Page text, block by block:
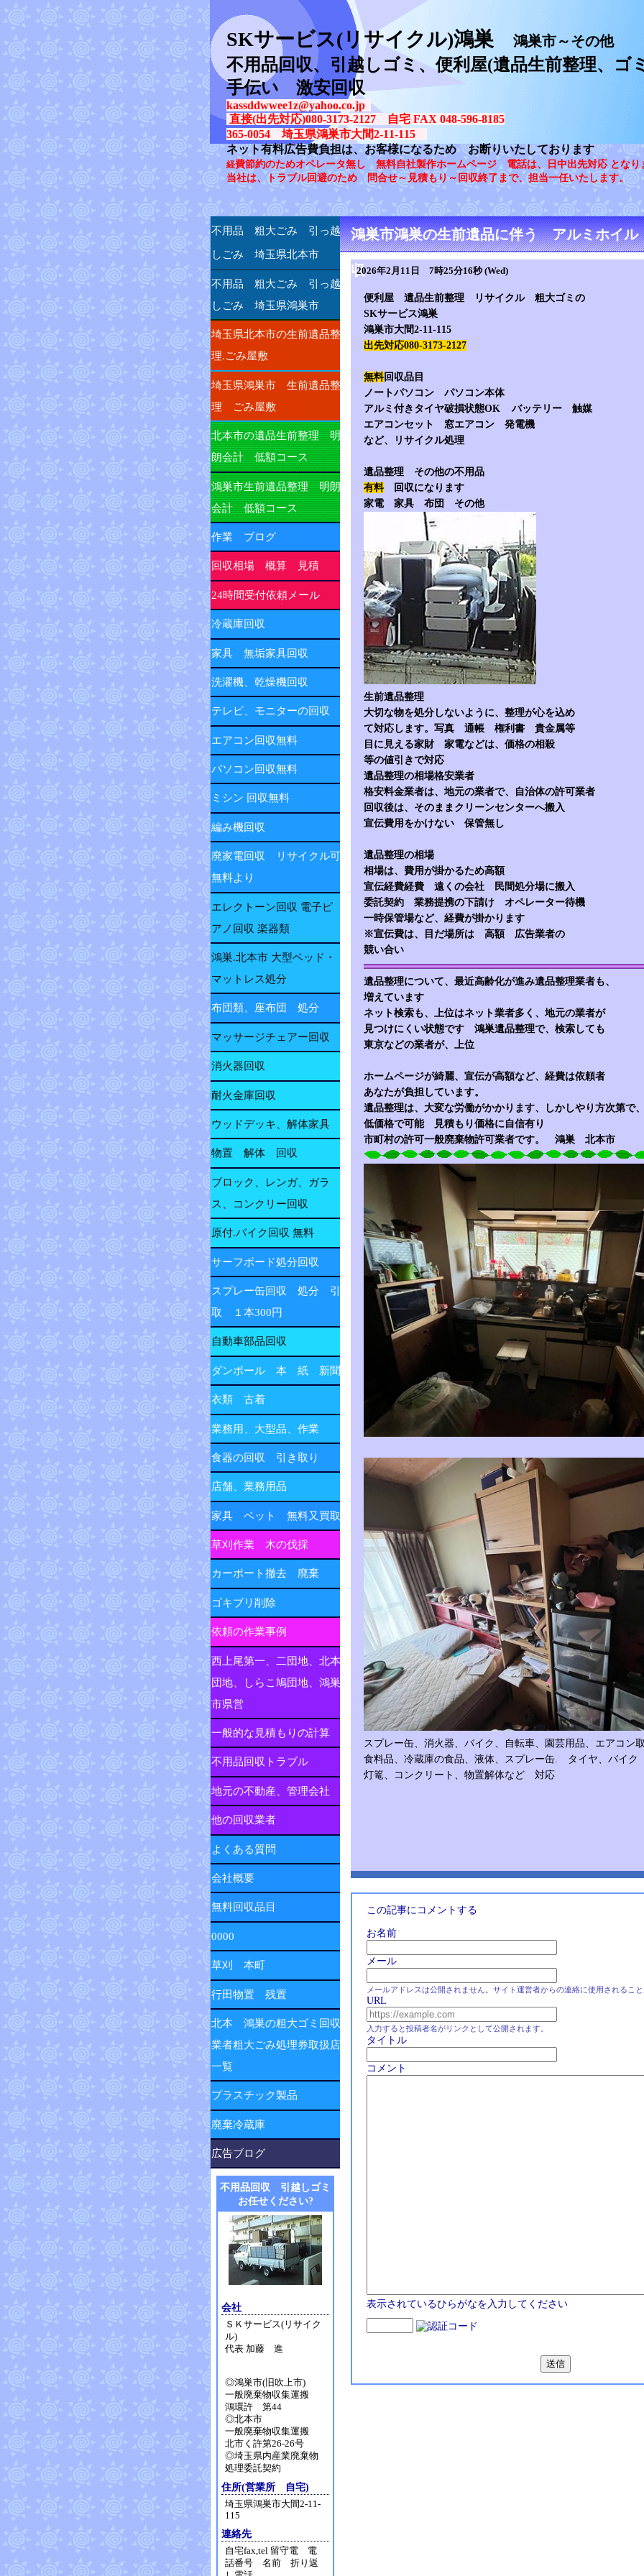
SKサービス(リサイクル)鴻巣 鴻巣市～その他
不用品回収、引越しゴミ、便利屋(遺品生前整理、ゴ
手伝い 激安回収
kassddwwee1z@yahoo.co.jp
直接(出先対応)080-3173-2127 自宅 FAX 048-596-8185
365-0054 埼玉県鴻巣市大間2-11-115
ネット有料広告費負担は、お客様になるため お断りいたしております
経費節約のためオペレータ無し 無料自社製作ホームページ 電話は、日中出先対応 とな
当社は、トラブル回避のため 問合せ～見積もり～回収終了まで、担当一任いたします。
鴻巣市鴻巣の生前遺品に伴う アルミホイ
収
2026年2月11日 7時25分16秒 (Wed)
便利屋 遺品生前整理 リサイクル 粗大ゴミの
SKサービス鴻巣
鴻巣市大間2-11-115
出先対応080-3173-2127
無料回収品目
ノートパソコン パソコン本体
アルミ付きタイヤ破損状態OK バッテリー 触媒
エアコンセット 窓エアコン 発電機
など、リサイクル処理
遺品整理 その他の不用品
有料回収になります
家電 家具 布団 その他
生前遺品整理
大切な物を処分しないように、整理が心を込め
て対応します。写真 通帳 権利書 貴金属等
目に見える家財 家電などは、価格の相殺
等の値引きで対応
遺品整理の相場格安業者
格安料金業者は、地元の業者で、自治体の許可業者
回収後は、そのままクリーンセンターへ搬入
宣伝費用をかけない 保管無し
遺品整理の相場
相場は、費用が掛かるため高額
宣伝経費経費 遠くの会社 民間処分場に搬入
委託契約 業務提携の下請け オペレーター待機
一時保管場など、経費が掛かります
※宣伝費は、目だ場所は 高額 広告業者の
競い合い
遺品整理について、最近高齢化が進み遺品整理業者も、
増えています
ネット検索も、上位はネット業者多く、地元の業者が
見つけにくい状態です 鴻巣遺品整理で、検索しても
東京などの業者が、上位
ホームページが綺麗、宣伝が高額など、経費は依頼者
あなたが負担しています。
遺品整理は、大変な労働がかかります、しかしやり方次第で
低価格で可能 見積もり価格に自信有り
市町村の許可一般廃棄物許可業者です。 鴻巣 北本市
スプレー缶、消火器、バイク、自転車、園芸用品、エアコン
食料品、冷蔵庫の食品、液体、スプレー缶. タイヤ、バイ
灯篭、コンクリート、物置解体など 対応
この記事にコメントする
お名前
メール
メールアドレスは公開されません。サイト運営者からの連絡に使用されるこ
URL
入力すると投稿者名がリンクとして公開されます。
タイトル
コメント
表示されているひらがなを入力してください
不用品 粗大ごみ 引っ越
しごみ 埼玉県北本市
不用品 粗大ごみ 引っ越
しごみ 埼玉県鴻巣市
埼玉県北本市の生前遺品整
理.ごみ屋敷
埼玉県鴻巣市 生前遺品整
理 ごみ屋敷
北本市の遺品生前整理 明
朗会計 低額コース
鴻巣市生前遺品整理 明朗
会計 低額コース
作業 ブログ
回収相場 概算 見積
24時間受付依頼メール
冷蔵庫回収
家具 無垢家具回収
洗濯機、乾燥機回収
テレビ、モニターの回収
エアコン回収無料
パソコン回収無料
ミシン 回収無料
編み機回収
廃家電回収 リサイクル可
無料より
エレクトーン回収 電子ピ
アノ回収 楽器類
鴻巣.北本市 大型ベッド・
マットレス処分
布団類、座布団 処分
マッサージチェアー回収
消火器回収
耐火金庫回収
ウッドデッキ、解体家具
物置 解体 回収
ブロック、レンガ、ガラ
ス、コンクリー回収
原付.バイク回収 無料
サーフボード処分回収
スプレー缶回収 処分 引
取 １本300円
自動車部品回収
ダンボール 本 紙 新聞
衣類 古着
業務用、大型品、作業
食器の回収 引き取り
店舗、業務用品
家具 ベット 無料又買取
草刈作業 木の伐採
カーポート撤去 廃棄
ゴキブリ削除
依頼の作業事例
西上尾第一、二団地、北本
団地、しらこ鳩団地、鴻巣
市県営
一般的な見積もりの計算
不用品回収トラブル
地元の不動産、管理会社
他の回収業者
よくある質問
会社概要
無料回収品目
0000
草刈 本町
行田物置 残置
北本 鴻巣の粗大ゴミ回収
業者粗大ごみ処理券取扱店
一覧
プラスチック製品
廃棄冷蔵庫
広告ブログ
不用品回収 引越しゴミ
お任せください?
会社
ＳＫサービス(リサイク
ル)
代表 加藤 進
◎鴻巣市(旧吹上市)
一般廃棄物収集運搬
鴻環許 第44
◎北本市
一般廃棄物収集運搬
北市く許第26-26号
◎埼玉県内産業廃棄物
処理委託契約
住所(営業所 自宅)
埼玉県鴻巣市大間2-11-
115
連絡先
自宅fax,tel 留守電 電
話番号 名前 折り返